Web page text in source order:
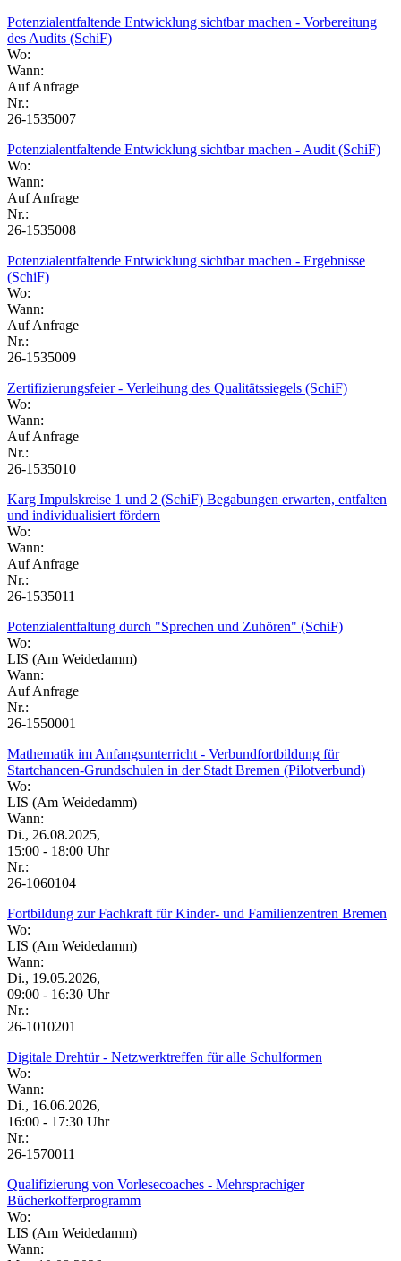
Potenzialentfaltende Entwicklung sichtbar machen - Vorbereitung
des Audits (SchiF)
Wo:
Wann:
Auf Anfrage
Nr.:
26-1535007
Potenzialentfaltende Entwicklung sichtbar machen - Audit (SchiF)
Wo:
Wann:
Auf Anfrage
Nr.:
26-1535008
Potenzialentfaltende Entwicklung sichtbar machen - Ergebnisse
(SchiF)
Wo:
Wann:
Auf Anfrage
Nr.:
26-1535009
Zertifizierungsfeier - Verleihung des Qualitätssiegels (SchiF)
Wo:
Wann:
Auf Anfrage
Nr.:
26-1535010
Karg Impulskreise 1 und 2 (SchiF) Begabungen erwarten, entfalten
und individualisiert fördern
Wo:
Wann:
Auf Anfrage
Nr.:
26-1535011
Potenzialentfaltung durch "Sprechen und Zuhören" (SchiF)
Wo:
LIS (Am Weidedamm)
Wann:
Auf Anfrage
Nr.:
26-1550001
Mathematik im Anfangsunterricht - Verbundfortbildung für
Startchancen-Grundschulen in der Stadt Bremen (Pilotverbund)
Wo:
LIS (Am Weidedamm)
Wann:
Di., 26.08.2025,
15:00 - 18:00 Uhr
Nr.:
26-1060104
Fortbildung zur Fachkraft für Kinder- und Familienzentren Bremen
Wo:
LIS (Am Weidedamm)
Wann:
Di., 19.05.2026,
09:00 - 16:30 Uhr
Nr.:
26-1010201
Digitale Drehtür - Netzwerktreffen für alle Schulformen
Wo:
Wann:
Di., 16.06.2026,
16:00 - 17:30 Uhr
Nr.:
26-1570011
Qualifizierung von Vorlesecoaches - Mehrsprachiger
Bücherkofferprogramm
Wo:
LIS (Am Weidedamm)
Wann: